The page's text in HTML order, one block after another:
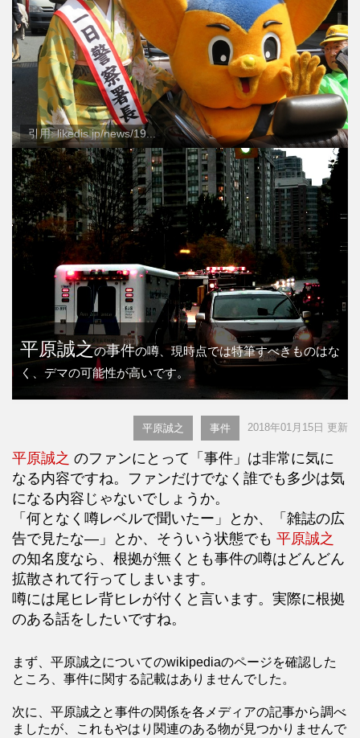
引用: likedis.jp/news/19...
平原誠之の事件の噂、現時点では特筆すべきものはな
く、デマの可能性が高いです。
平原誠之 事件 2018年01月15日 更新
平原誠之 のファンにとって「事件」は非常に気に
なる内容ですね。ファンだけでなく誰でも多少は気
になる内容じゃないでしょうか。
「何となく噂レベルで聞いたー」とか、「雑誌の広
告で見たな―」とか、そういう状態でも 平原誠之
の知名度なら、根拠が無くとも事件の噂はどんどん
拡散されて行ってしまいます。
噂には尾ヒレ背ヒレが付くと言います。実際に根拠
のある話をしたいですね。
まず、平原誠之についてのwikipediaのページを確認した
ところ、事件に関する記載はありませんでした。
次に、平原誠之と事件の関係を各メディアの記事から調べ
ましたが、これもやはり関連のある物が見つかりませんで